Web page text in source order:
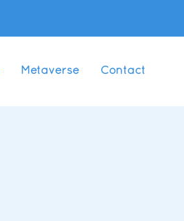
Metaverse Contact